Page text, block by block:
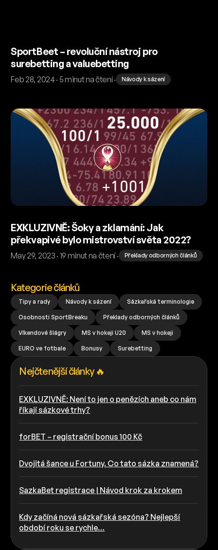
SportBeet – revoluční nástroj pro
surebetting a valuebetting
Feb 28, 2024 · 5 minut na čtení · Návody k sázení
EXKLUZIVNĚ: Šoky a zklamání: Jak
překvapivé bylo mistrovství světa 2022?
May 29, 2023 · 19 minut na čtení · Překlady odborných článků
Kategorie článků
Tipy a rady Návody k sázení Sázkařská terminologie
Osobnosti SportBreaku Překlady odborných článků
Víkendové šlágry MS v hokeji U20 MS v hokeji
EURO ve fotbale Bonusy Surebetting
Nejčtenější články 🔥
EXKLUZIVNĚ: Není to jen o penězích aneb co nám
říkají sázkové trhy?
forBET – registrační bonus 100 Kč
Dvojitá šance u Fortuny. Co tato sázka znamená?
SazkaBet registrace | Návod krok za krokem
Kdy začíná nová sázkařská sezóna? Nejlepší
období roku se rychle…